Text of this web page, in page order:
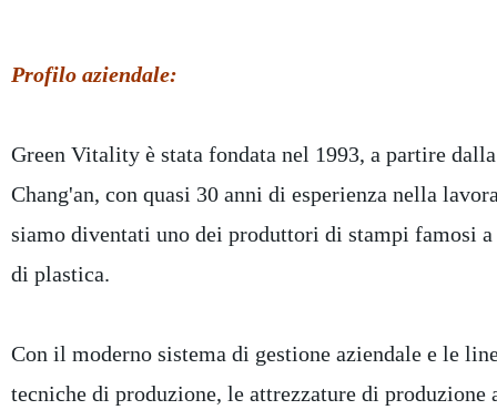
Profilo aziendale:
Green Vitality è stata fondata nel 1993, a partire
Chang'an, con quasi 30 anni di esperienza nella
siamo diventati uno dei produttori di stampi famosi
di plastica.
Con il moderno sistema di gestione aziendale e le
tecniche di produzione, le attrezzature di